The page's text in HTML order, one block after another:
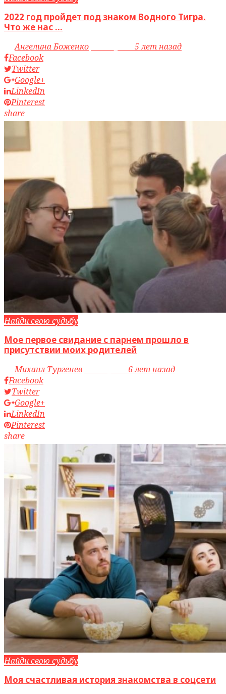
2022 год пройдет под знаком Водного Тигра.
Что же нас ...
byАнгелина Боженко
5 лет назад
Facebook
Twitter
Google+
LinkedIn
Pinterest
share
Найди свою судьбу
Мое первое свидание с парнем прошло в
присутствии моих родителей
byМихаил Тургенев
6 лет назад
Facebook
Twitter
Google+
LinkedIn
Pinterest
share
Найди свою судьбу
Моя счастливая история знакомства в соцсети